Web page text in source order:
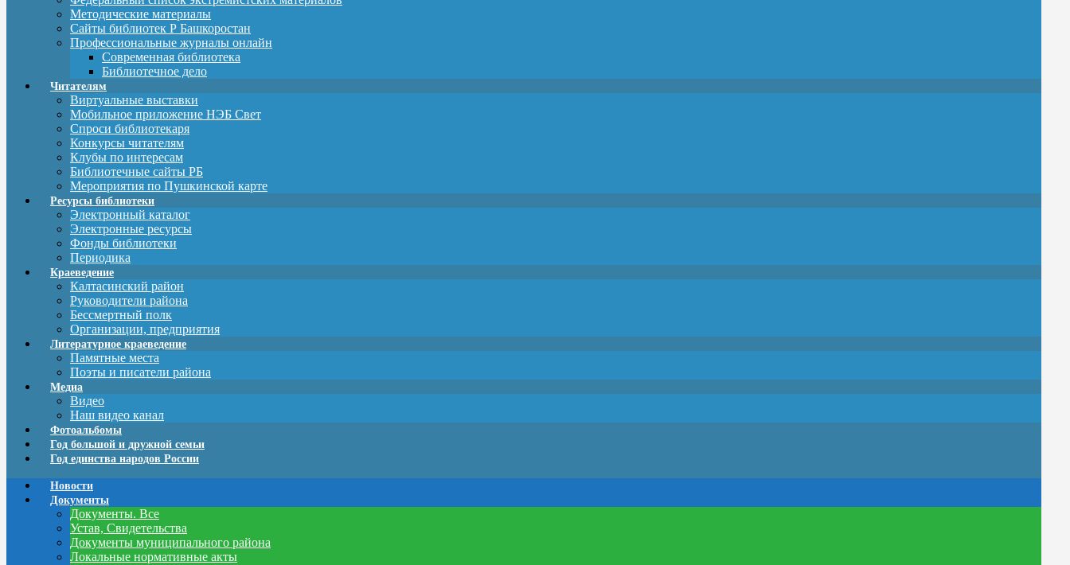
Методические материалы
Сайты библиотек Р Башкоростан
Профессиональные журналы онлайн
Современная библиотека
Библиотечное дело
Читателям
Виртуальные выставки
Мобильное приложение НЭБ Свет
Спроси библиотекаря
Конкурсы читателям
Клубы по интересам
Библиотечные сайты РБ
Мероприятия по Пушкинской карте
Ресурсы библиотеки
Электронный каталог
Электронные ресурсы
Фонды библиотеки
Периодика
Краеведение
Калтасинский район
Руководители района
Бессмертный полк
Организации, предприятия
Литературное краеведение
Памятные места
Поэты и писатели района
Медиа
Видео
Наш видео канал
Фотоальбомы
Год большой и дружной семьи
Год единства народов России
Новости
Документы
Документы. Все
Устав, Свидетельства
Документы муниципального района
Локальные нормативные акты